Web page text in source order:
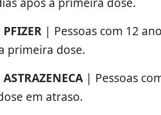
| Pessoas com 12
primeira dose.
| Pessoas
em atraso.